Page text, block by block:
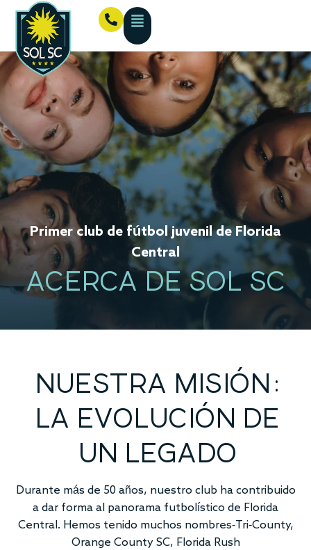
Primer club de fútbol juvenil de Florida
Central
ACERCA DE SOL SC
NUESTRA MISIÓN:
LA EVOLUCIÓN DE
UN LEGADO
Durante más de 50 años, nuestro club ha contribuido
a dar forma al panorama futbolístico de Florida
Central. Hemos tenido muchos nombres-Tri-County,
Orange County SC, Florida Rush